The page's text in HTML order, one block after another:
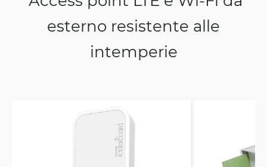
esterno resistente alle
intemperie